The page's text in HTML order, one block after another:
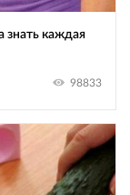
знать каждая
98833